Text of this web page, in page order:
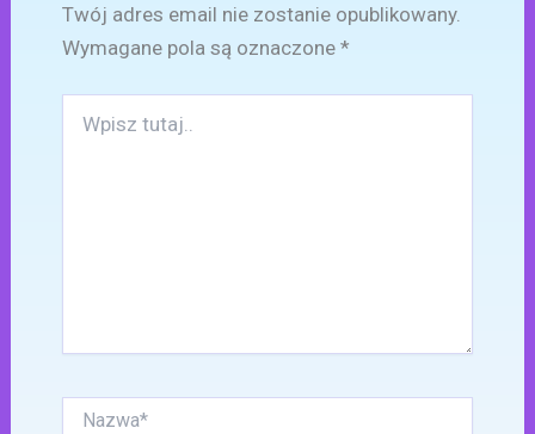
Twój adres email nie zostanie opublikowany.
Wymagane pola są oznaczone *
tutaj..